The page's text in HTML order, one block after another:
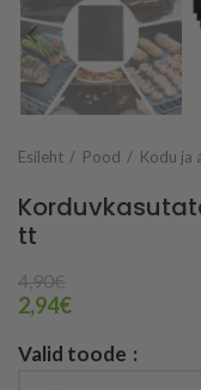
Esileht Pood Kodu ja
tt
4,90€
2,94€
Valid toode